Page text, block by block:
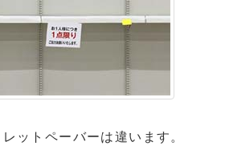
ットペーバーは違います。